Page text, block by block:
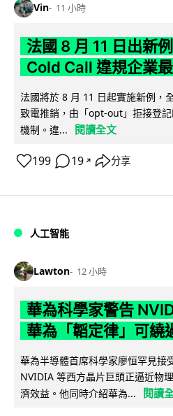
Vin 11 小時
法國 8 月 11 日出新
Cold Call 違規企業
法國將於 8 月 11 日起實施新例，
致電推銷，由「opt-out」拒接登
機制。違...
閱讀全文
199 19 ↗ 分享
人工智能
Lawton 12 小時
華為科學家警告
華為「韜定律」可繞
華為半導體首席科學家廖恒罕見接
NVIDIA 等西方晶片巨頭正逼近物
濟效益。他同時介紹華為...
閱讀